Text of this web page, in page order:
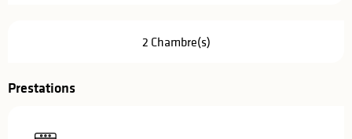
2 Chambre(s)
Prestations